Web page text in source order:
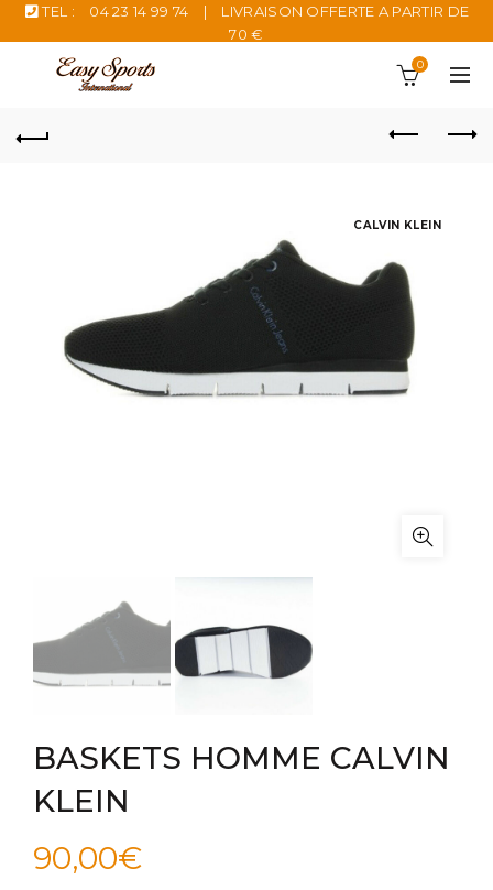
TEL : 04 23 14 99 74 |
LIVRAISON OFFERTE A PARTIR DE
70 €
0
CALVIN KLEIN
BASKETS HOMME CALVIN
KLEIN
90,00€